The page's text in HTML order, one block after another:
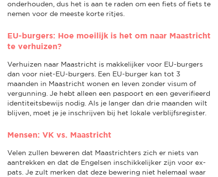
onderhouden, dus het is aan te raden om een fiets of fiets te
nemen voor de meeste korte ritjes.
EU-burgers: Hoe moeilijk is het om naar Maastricht
te verhuizen?
Verhuizen naar Maastricht is makkelijker voor EU-burgers
dan voor niet-EU-burgers. Een EU-burger kan tot 3
maanden in Maastricht wonen en leven zonder visum of
vergunning. Je hebt alleen een paspoort en een geverifieerd
identiteitsbewijs nodig. Als je langer dan drie maanden wilt
blijven, moet je je inschrijven bij het lokale verblijfsregister.
Mensen: VK vs. Maastricht
Velen zullen beweren dat Maastrichters zich er niets van
aantrekken en dat de Engelsen inschikkelijker zijn voor ex-
pats. Je zult merken dat deze bewering niet helemaal waar